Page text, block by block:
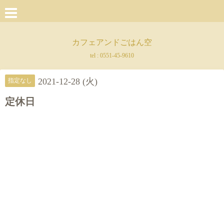
カフェアンドごはん空
tel : 0551-45-9610
指定なし 2021-12-28 (火)
定休日